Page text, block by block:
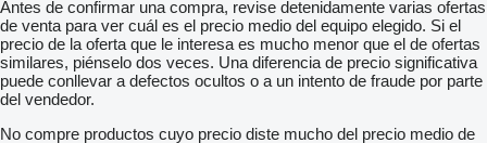
Antes de confirmar una compra, revise detenidamente varias ofertas
de venta para ver cuál es el precio medio del equipo elegido. Si el
precio de la oferta que le interesa es mucho menor que el de ofertas
similares, piénselo dos veces. Una diferencia de precio significativa
puede conllevar a defectos ocultos o a un intento de fraude por parte
del vendedor.
No compre productos cuyo precio diste mucho del precio medio de